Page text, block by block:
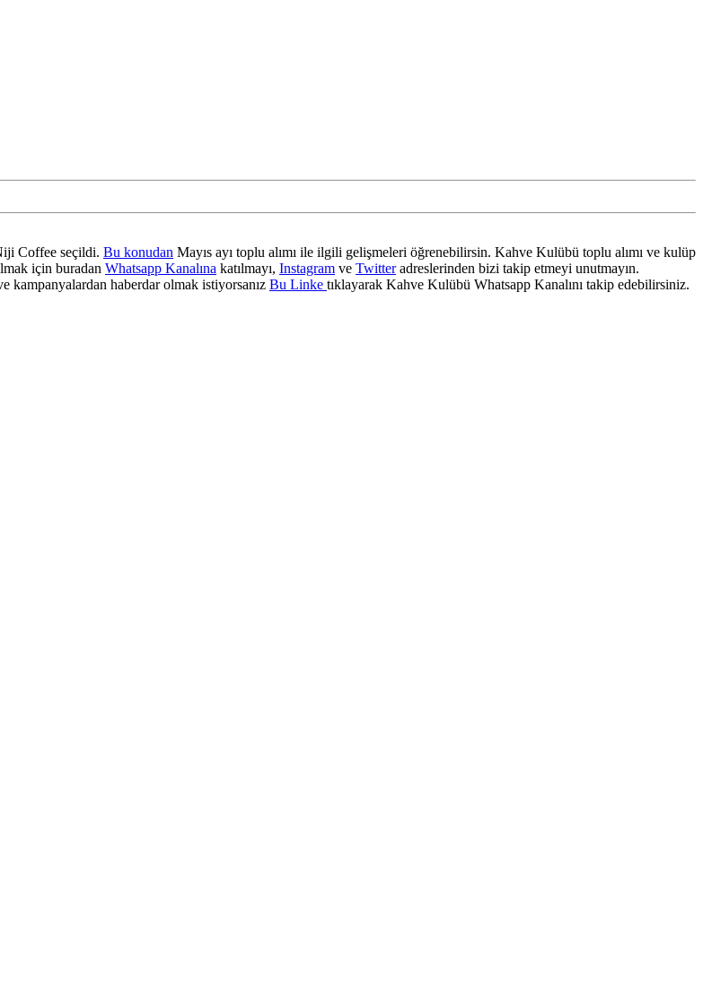
Coffee seçildi. Bu konudan Mayıs ayı toplu alımı ile ilgili gelişmeleri öğrenebilirsin. Kahve Kulübü toplu alımı ve kulüp
için buradan Whatsapp Kanalına katılmayı, Instagram ve Twitteradreslerinden bizi takip etmeyi unutmayın.
kampanyalardan haberdar olmak istiyorsanız Bu Linke tıklayarak Kahve Kulübü Whatsapp Kanalını takip edebilirsiniz.